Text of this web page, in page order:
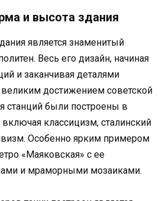
и высота здания
является знаменитый
Весь его дизайн, начиная
и заканчивая деталями
великим достижением советской
станций были построены в
классицизм, сталинский
Особенно ярким примером
«Маяковская» с ее
и мраморными мозаиками.